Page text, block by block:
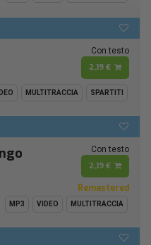
Con testo
2,19 €
MULTITRACCIA SPARTITI
Con testo
2,19 €
Remastered
MP3 VIDEO MULTITRACCIA